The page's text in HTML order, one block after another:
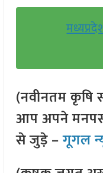
(नवीनतम कृषि
आप अपने
से जुड़े –गूगल